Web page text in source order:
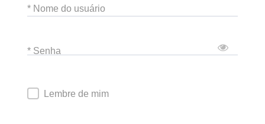
* Nome do usuário
* Senha
Lembre de mim